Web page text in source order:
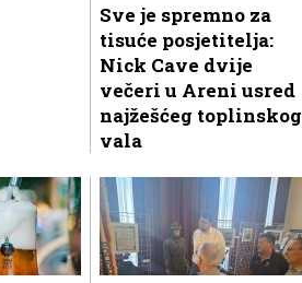
Sve je spremno za
tisuće posjetitelja:
Nick Cave dvije
večeri u Areni usred
najžešćeg toplinskog
vala